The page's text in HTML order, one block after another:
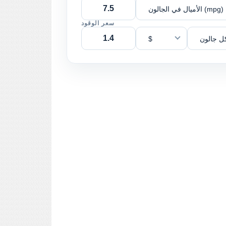
الأميال في الجالون (mpg)
سعر الوقود
$ جالون